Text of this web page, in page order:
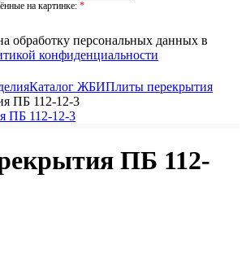
на картинке: *
обработку персональных данных в
конфиденциальности
Каталог ЖБИПлиты перекрытия
ПБ 112-12-3
ПБ 112-